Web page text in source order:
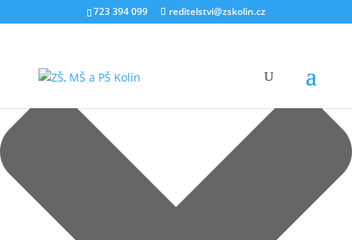
Spravovat souhlas s cookies
723 394 099 reditelstvi@zskolin.cz